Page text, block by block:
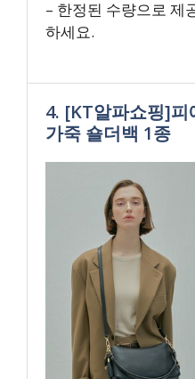
– 한정된 수량으로 제
하세요.
4. [KT알파쇼핑]
가죽 숄더백 1종